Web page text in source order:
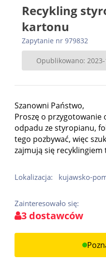
Recykling
kartonu
Zapytanie nr 979832
Opublikowano:
Szanowni Państwo,
Proszę o przygotowanie
odpadu ze styropianu,
tego pozbywać, więc
zajmują się recyklingiem
Lokalizacja: kujawsko-
Zainteresowało się:
3 dostawców